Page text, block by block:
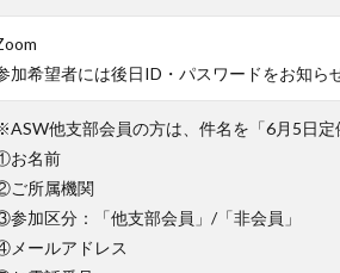
加希望者には後日ID・パスワードをお知ら
他支部会員の方は、件名を「6月5日定
お名前
ご所属機関
参加区分：「他支部会員」/「非会員」
メールアドレス